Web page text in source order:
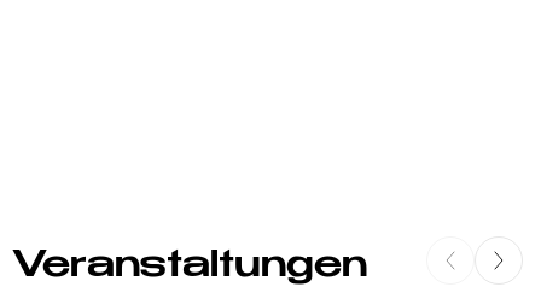
Veranstaltungen